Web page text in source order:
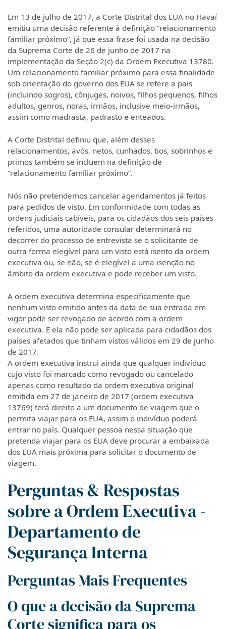
Em 13 de julho de 2017, a Corte Distrital dos EUA no Havaí
emitiu uma decisão referente à definição “relacionamento
familiar próximo”, já que essa frase foi usada na decisão
da Suprema Corte de 26 de junho de 2017 na
implementação da Seção 2(c) da Ordem Executiva 13780.
Um relacionamento familiar próximo para essa finalidade
sob orientação do governo dos EUA se refere a pais
(incluindo sogros), cônjuges, noivos, filhos pequenos, filhos
adultos, genros, noras, irmãos, inclusive meio-irmãos,
assim como madrasta, padrasto e enteados.
A Corte Distrital definiu que, além desses
relacionamentos, avós, netos, cunhados, tios, sobrinhos e
primos também se incluem na definição de
“relacionamento familiar próximo”.
Nós não pretendemos cancelar agendamentos já feitos
para pedidos de visto. Em conformidade com todas as
ordens judiciais cabíveis, para os cidadãos dos seis países
referidos, uma autoridade consular determinará no
decorrer do processo de entrevista se o solicitante de
outra forma elegível para um visto está isento da ordem
executiva ou, se não, se é elegível a uma isenção no
âmbito da ordem executiva e pode receber um visto.
A ordem executiva determina especificamente que
nenhum visto emitido antes da data de sua entrada em
vigor pode ser revogado de acordo com a ordem
executiva. E ela não pode ser aplicada para cidadãos dos
países afetados que tinham vistos válidos em 29 de junho
de 2017.
A ordem executiva instrui ainda que qualquer indivíduo
cujo visto foi marcado como revogado ou cancelado
apenas como resultado da ordem executiva original
emitida em 27 de janeiro de 2017 (ordem executiva
13769) terá direito a um documento de viagem que o
permita viajar para os EUA, assim o indivíduo poderá
entrar no país. Qualquer pessoa nessa situação que
pretenda viajar para os EUA deve procurar a embaixada
dos EUA mais próxima para solicitar o documento de
viagem.
Perguntas & Respostas
sobre a Ordem Executiva -
Departamento de
Segurança Interna
Perguntas Mais Frequentes
O que a decisão da Suprema
Corte significa para os